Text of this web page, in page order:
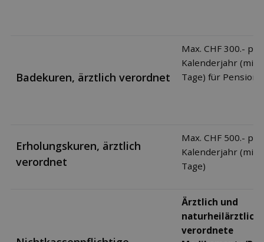
Badekuren, ärztlich verordnet
Max. CHF 300.- pro
Kalenderjahr
Tage) für
Erholungskuren, ärztlich
verordnet
Max. CHF 500.- pro
Kalenderjahr
Tage)
Ärztlich und
naturheilärztlich
verordnete